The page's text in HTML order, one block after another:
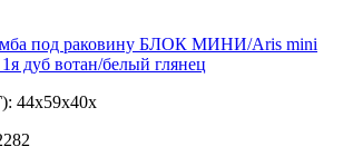
под раковину БЛОК МИНИ/Aris mini
дуб вотан/белый глянец
44x59x40x